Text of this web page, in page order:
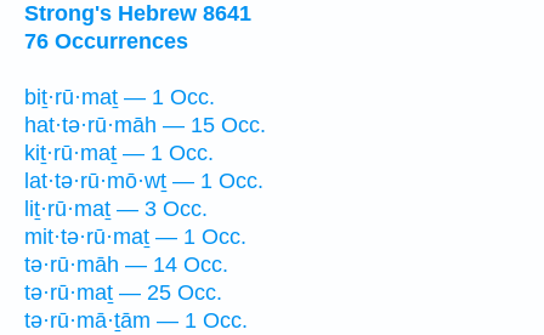
Strong's Hebrew 8641
76 Occurrences
biṯ·rū·maṯ — 1 Occ.
hat·tə·rū·māh — 15 Occ.
kiṯ·rū·maṯ — 1 Occ.
lat·tə·rū·mō·wṯ — 1 Occ.
liṯ·rū·maṯ — 3 Occ.
mit·tə·rū·maṯ — 1 Occ.
tə·rū·māh — 14 Occ.
tə·rū·maṯ — 25 Occ.
tə·rū·mā·ṯām — 1 Occ.